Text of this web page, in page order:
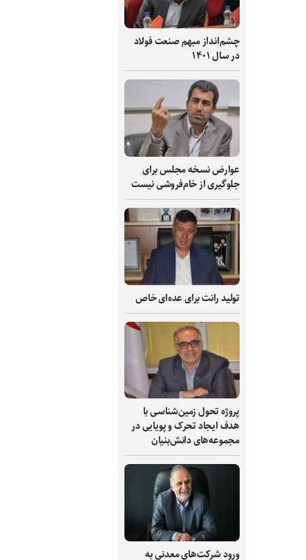
چشم‌انداز مبهم صنعت فولاد
در سال ۱۴۰۱
عوارض نسخه مجلس برای
جلوگیری از خام‌فروشی نیست
تولید رانت برای عده‌ای خاص
پروژه تحول زمین‌شناسی با
هدف ایجاد تحرک و پویایی در
مجموعه‌های دانش‌بنیان
ورود شرکت‌های معدنی به